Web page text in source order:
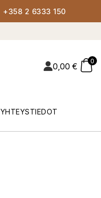
+358 2 6333 150
0,00 €
0
YHTEYSTIEDOT